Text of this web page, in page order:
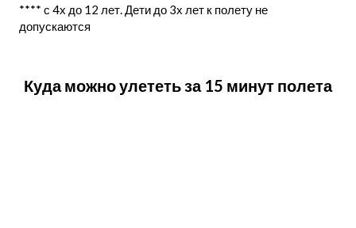
**** с 4х до 12 лет. Дети до 3х лет к полету не
допускаются
Куда можно улететь за 15 минут полета